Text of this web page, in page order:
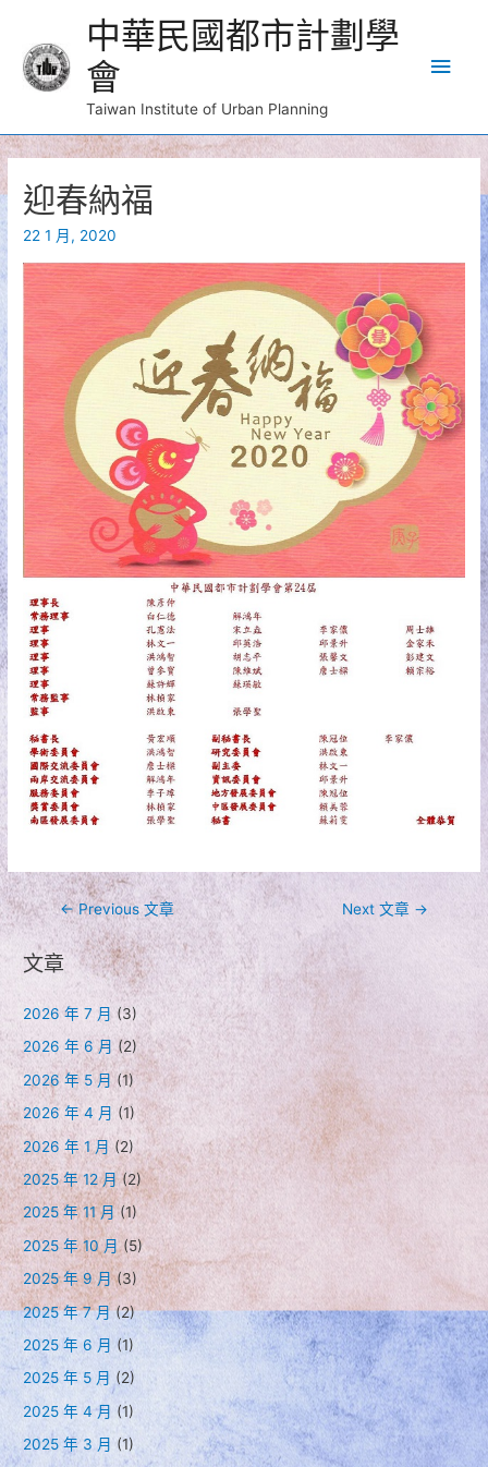
中華民國都市計劃學
會
Taiwan Institute of Urban Planning
Main
迎春納福
22 1 月, 2020
文
章
導
覽
←Previous 文章 Next 文章 →
文章
2026 年 7 月 (3)
2026 年 6 月 (2)
2026 年 5 月(1)
2026 年 4 月 (1)
2026 年 1 月(2)
2025 年 12 月(2)
2025 年 11 月(1)
2025 年 10 月(5)
2025 年 9 月(3)
2025 年 7 月(2)
2025 年 6 月 (1)
2025 年 5 月 (2)
2025 年 4 月 (1)
2025 年 3 月 (1)